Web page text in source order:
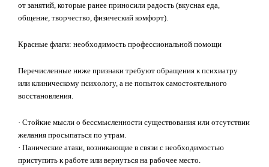
от занятий, которые ранее приносили радость (вкусная еда,
общение, творчество, физический комфорт).
Красные флаги: необходимость профессиональной помощи
Перечисленные ниже признаки требуют обращения к психиатру
или клиническому психологу, а не попыток самостоятельного
восстановления.
· Стойкие мысли о бессмысленности существования или отсутствии
желания просыпаться по утрам.
· Панические атаки, возникающие в связи с необходимостью
приступить к работе или вернуться на рабочее место.